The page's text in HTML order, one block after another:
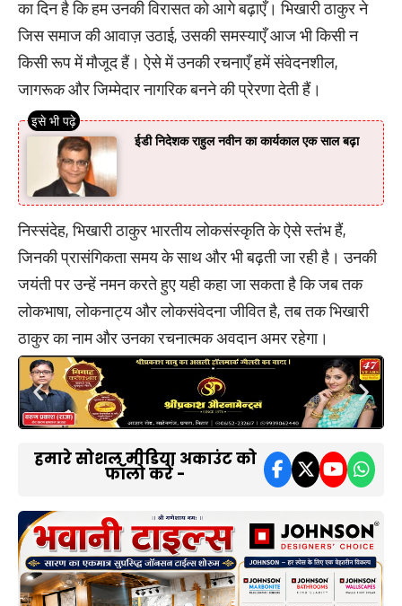
का दिन है कि हम उनकी विरासत को आगे बढ़ाएँ। भिखारी ठाकुर ने
जिस समाज की आवाज़ उठाई, उसकी समस्याएँ आज भी किसी न
किसी रूप में मौजूद हैं। ऐसे में उनकी रचनाएँ हमें संवेदनशील,
जागरूक और जिम्मेदार नागरिक बनने की प्रेरणा देती हैं।
ईडी निदेशक राहुल नवीन का कार्यकाल एक साल बढ़ा
निस्संदेह, भिखारी ठाकुर भारतीय लोकसंस्कृति के ऐसे स्तंभ हैं,
जिनकी प्रासंगिकता समय के साथ और भी बढ़ती जा रही है। उनकी
जयंती पर उन्हें नमन करते हुए यही कहा जा सकता है कि जब तक
लोकभाषा, लोकनाट्य और लोकसंवेदना जीवित है, तब तक भिखारी
ठाकुर का नाम और उनका रचनात्मक अवदान अमर रहेगा।
हमारे सोशल मीडिया अकाउंट को
फॉलो करें -